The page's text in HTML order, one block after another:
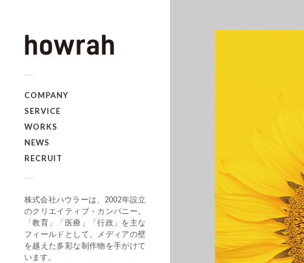
COMPANY
SERVICE
WORKS
NEWS
RECRUIT
株式会社ハウラーは、2002年設立
のクリエイティブ・カンパニー。
「教育」「医療」「行政」を主な
フィールドとして、メディアの壁
を越えた多彩な制作物を手がけて
います。